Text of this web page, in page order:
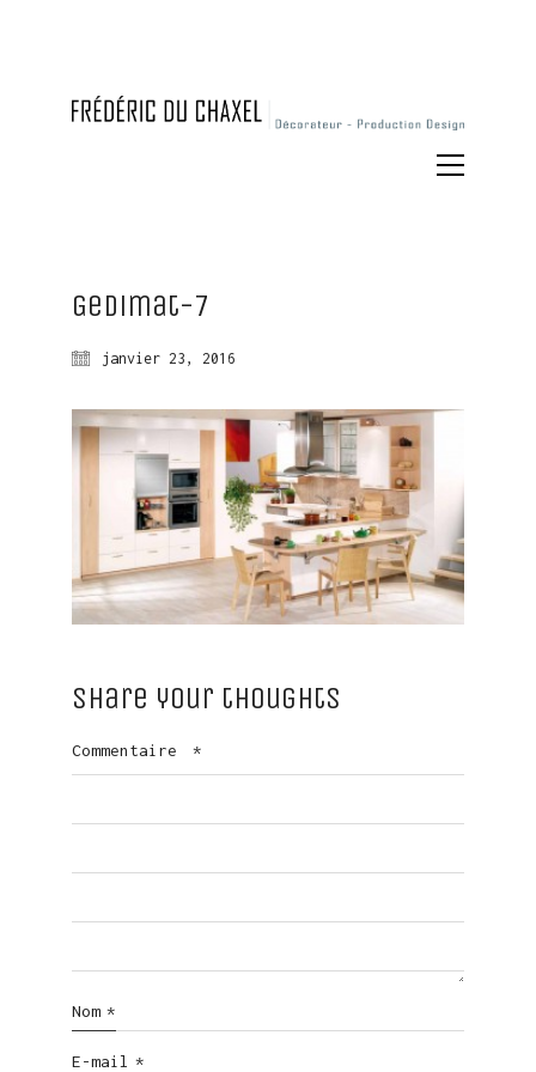
Gedimat-7
janvier 23, 2016
Share your thoughts
Commentaire *
Nom *
E-mail *